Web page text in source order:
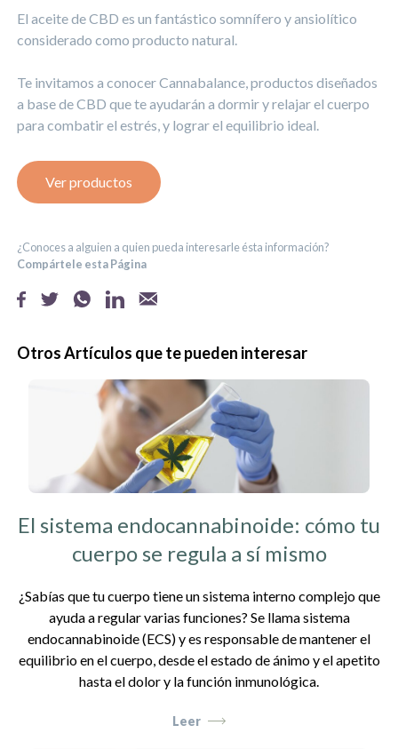
El aceite de CBD es un fantástico somnífero y ansiolítico
considerado como producto natural.
Te invitamos a conocer Cannabalance, productos diseñados
a base de CBD que te ayudarán a dormir y relajar el cuerpo
para combatir el estrés, y lograr el equilibrio ideal.
Ver productos
¿Conoces a alguien a quien pueda interesarle ésta información?
Compártele esta Página
Otros Artículos que te pueden interesar
El sistema endocannabinoide: cómo tu
cuerpo se regula a sí mismo
¿Sabías que tu cuerpo tiene un sistema interno complejo que
ayuda a regular varias funciones? Se llama sistema
endocannabinoide (ECS) y es responsable de mantener el
equilibrio en el cuerpo, desde el estado de ánimo y el apetito
hasta el dolor y la función inmunológica.
Leer